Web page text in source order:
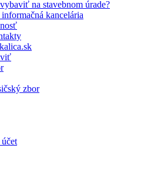
na stavebnom úrade?
kancelária
zbor